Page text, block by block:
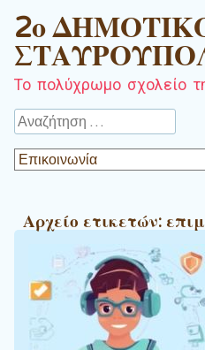
2ο
Το πολύχρωμο σχολείο
Αναζήτηση
Αρχείο ετικετών: